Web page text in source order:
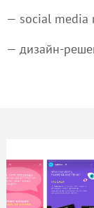
— social media
— дизайн-